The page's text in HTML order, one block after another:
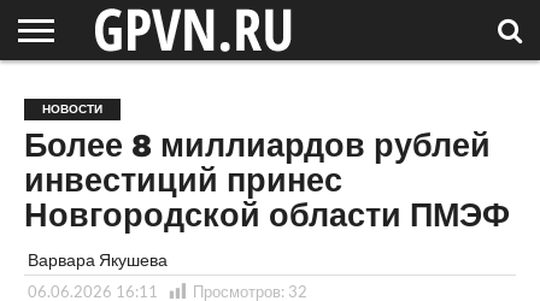
ОБЛАСТЬ
НОВОСТИ
СОСЕДЕЙ
РОССИЯ
/ МИР
СПЕЦПРОЕКТЫ
БЛОГ
СТАТЬИ
ФОТОРЕПОРТАЖИ
ИНТЕРВЬЮ
ОБЪЕКТЫ
ПОДБОРКИ
НОВОСТИ
Более 8 миллиардов рублей
инвестиций принес
Новгородской области ПМЭФ
Варвара Якушева
06.06.2026 16:11 Просмотров: 32